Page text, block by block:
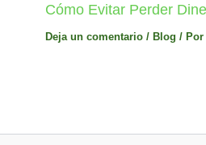
Cómo Evitar Perder
Deja un comentario / Blog / Por